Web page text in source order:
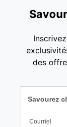
des
Savourez
Courriel